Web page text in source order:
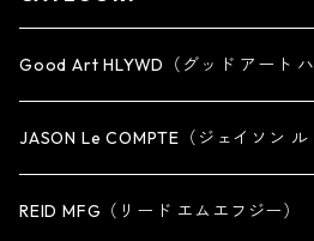
Good Art HLYWD（グッド アート
RING
EARRING・EAR CUFF
JASON Le COMPTE（ジェイソン ル
NECKLACE
REID MFG（リード エムエフジー）